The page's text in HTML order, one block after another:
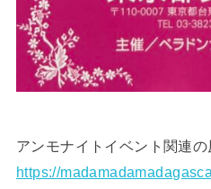
アンモナイトイベント関連の
https://